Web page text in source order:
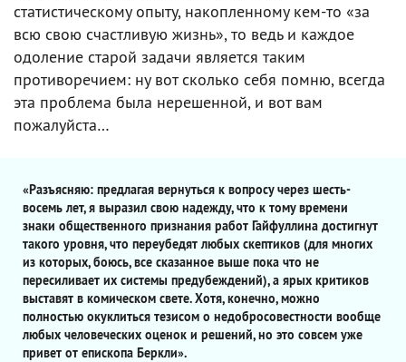
статистическому опыту, накопленному кем-то «за
всю свою счастливую жизнь», то ведь и каждое
одоление старой задачи является таким
противоречием: ну вот сколько себя помню, всегда
эта проблема была нерешенной, и вот вам
пожалуйста…
«Разъясняю: предлагая вернуться к вопросу через шесть-
восемь лет, я выразил свою надежду, что к тому времени
знаки общественного признания работ Гайфуллина достигнут
такого уровня, что переубедят любых скептиков (для многих
из которых, боюсь, все сказанное выше пока что не
пересиливает их системы предубеждений), а ярых критиков
выставят в комическом свете. Хотя, конечно, можно
полностью окуклиться тезисом о недобросовестности вообще
любых человеческих оценок и решений, но это совсем уже
привет от епископа Беркли».